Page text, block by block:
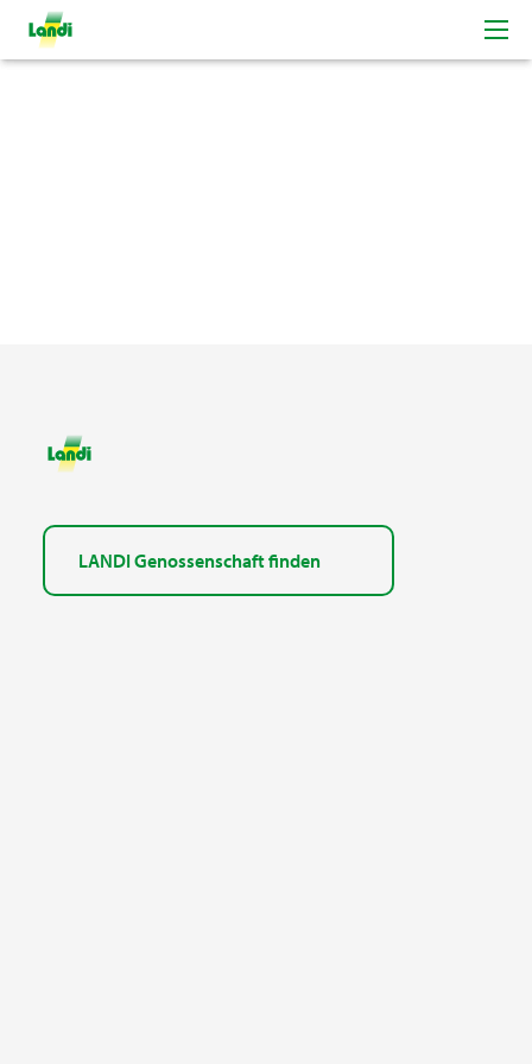
LANDI Genossenschaft finden